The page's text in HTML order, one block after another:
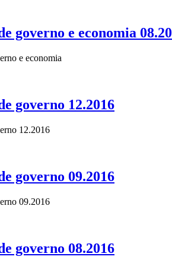
governo e economia
e economia
governo 12.2016
12.2016
governo 09.2016
09.2016
governo 08.2016